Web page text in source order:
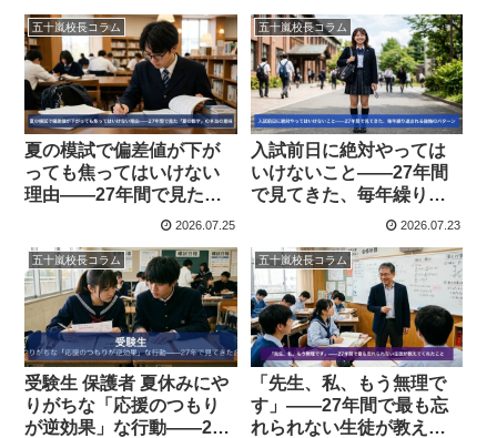
五十嵐校長コラム
夏の模試で偏差値が下が
っても焦ってはいけない
理由——27年間で見た
「夏の数字」の本当の意
2026.07.25
五十嵐校長コラム
入試前日に絶対やっては
いけないこと——27年間
で見てきた、毎年繰り返
される後悔のパターン2026.07.23
五十嵐校長コラム
受験生 保護者 夏休みにや
りがちな「応援のつもり
が逆効果」な行動——27
五十嵐校長コラム
「先生、私、もう無理で
す」——27年間で最も忘
れられない生徒が教えて